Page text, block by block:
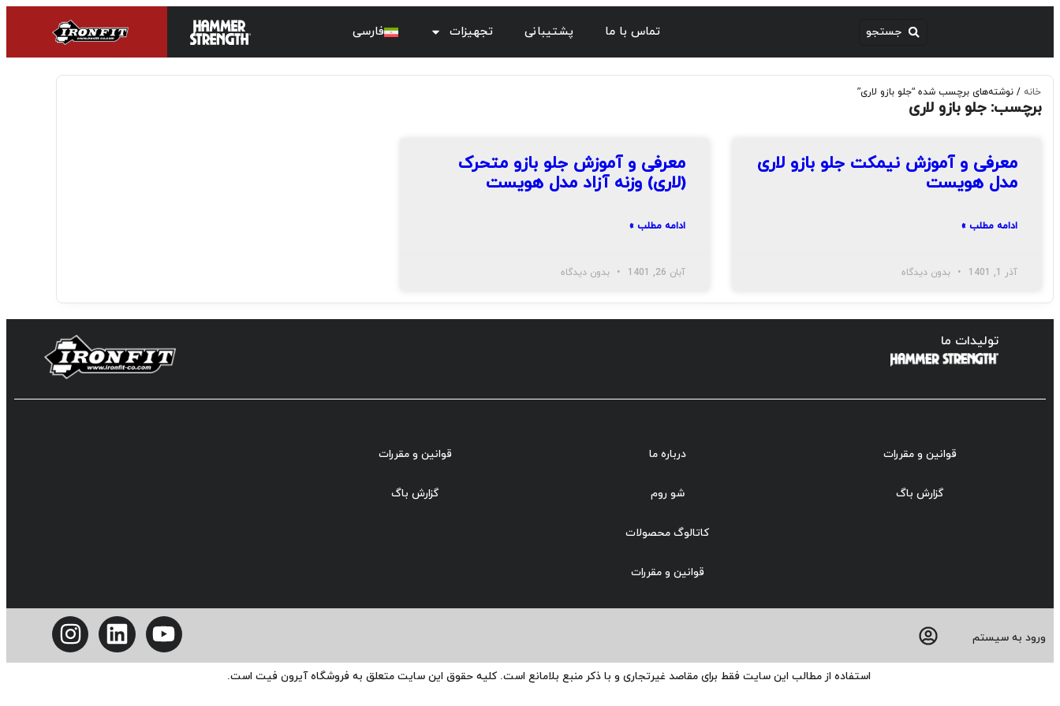
تماس با ما پشتیبانی تجهیزات فارسی
خانه / نوشته‌های برچسب شده “جلو بازو لاری”
برچسب: جلو بازو لاری
معرفی و آموزش نیمکت جلو بازو لاری
مدل هویست
ادامه مطلب »
آذر 1, 1401 بدون دیدگاه
معرفی و آموزش جلو بازو متحرک
(لاری) وزنه آزاد مدل هویست
ادامه مطلب »
آبان 26, 1401 بدون دیدگاه
تولیدات ما
قوانین و مقررات
گزارش باگ
درباره ما
شو روم
کاتالوگ محصولات
قوانین و مقررات
قوانین و مقررات
گزارش باگ
ورود به سیستم
استفاده از مطالب این سایت فقط برای مقاصد غیرتجاری و با ذکر منبع بلامانع است. کلیه حقوق این سایت متعلق به فروشگاه آیرون فیت است.